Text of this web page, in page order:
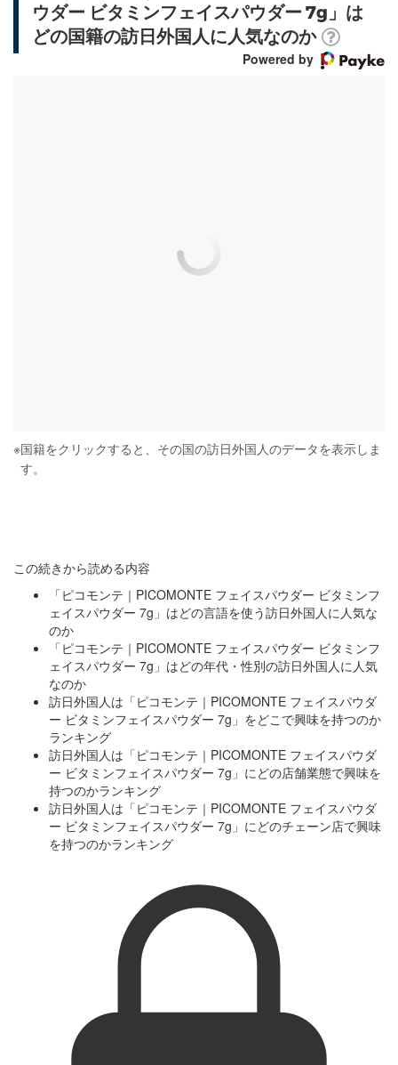
ウダー ビタミンフェイスパウダー 7g」は
どの国籍の訪日外国人に人気なのか
Powered by
※国籍をクリックすると、その国の訪日外国人のデータを表示しま
す。
この続きから読める内容
「ピコモンテ｜PICOMONTE フェイスパウダー ビタミンフ
ェイスパウダー 7g」はどの言語を使う訪日外国人に人気な
のか
「ピコモンテ｜PICOMONTE フェイスパウダー ビタミンフ
ェイスパウダー 7g」はどの年代・性別の訪日外国人に人気
なのか
訪日外国人は「ピコモンテ｜PICOMONTE フェイスパウダ
ー ビタミンフェイスパウダー 7g」をどこで興味を持つのか
ランキング
訪日外国人は「ピコモンテ｜PICOMONTE フェイスパウダ
ー ビタミンフェイスパウダー 7g」にどの店舗業態で興味を
持つのかランキング
訪日外国人は「ピコモンテ｜PICOMONTE フェイスパウダ
ー ビタミンフェイスパウダー 7g」にどのチェーン店で興味
を持つのかランキング